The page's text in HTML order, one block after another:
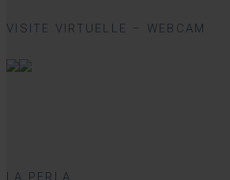
VISITE VIRTUELLE – WEBCAM
LA PERLA